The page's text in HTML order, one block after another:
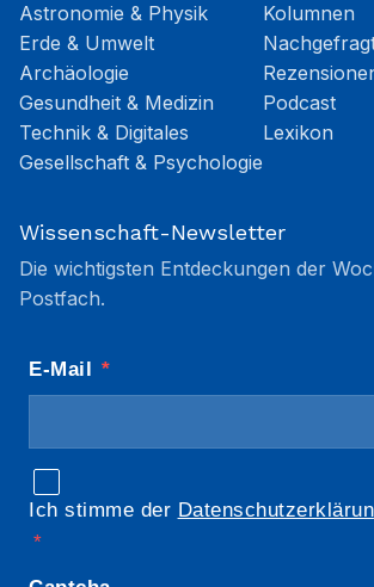
Astronomie & Physik
Erde & Umwelt
Archäologie
Gesundheit & Medizin
Technik & Digitales
Gesellschaft & Psychologie
Kolumnen
Podcast
Lexikon
Wissenschaft-Newsletter
Die wichtigsten Entdeckungen der
Postfach.